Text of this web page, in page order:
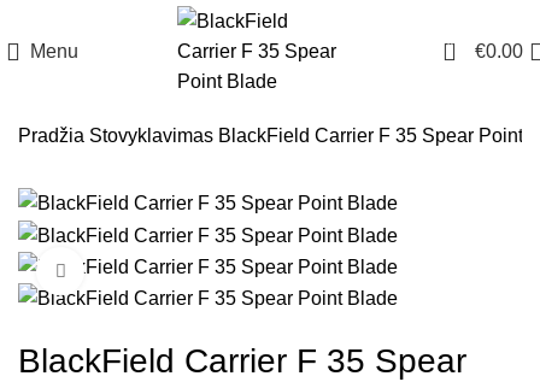
Menu 0 €0.00
Pradžia Stovyklavimas BlackField Carrier F 35 Spear Point
Click to enlarge
BlackField Carrier F 35 Spear